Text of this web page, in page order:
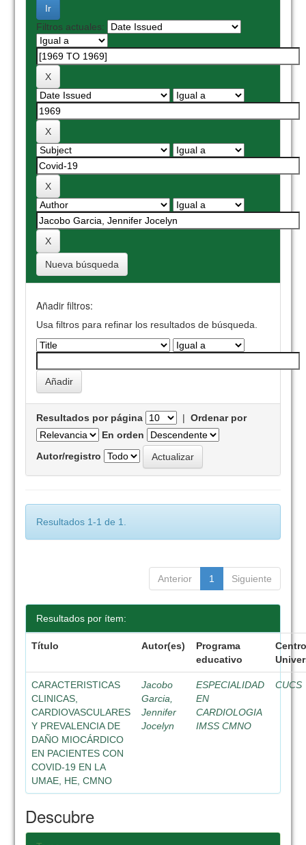
Filtros actuales:
Nueva búsqueda
Añadir filtros:
Usa filtros para refinar los resultados de búsqueda.
Resultados por página |Ordenar por
En orden
Autor/registro
Resultados 1-1 de 1.
Anterior 1 Siguiente
Resultados por ítem:
Título Autor(es)
Programa
educativo
CARACTERISTICAS
CLINICAS,
CARDIOVASCULARES
Y PREVALENCIA DE
DAÑO MIOCÁRDICO
EN PACIENTES CON
COVID-19 EN LA
UMAE, HE, CMNO
Jacobo
Garcia,
Jennifer
Jocelyn
ESPECIALIDAD
EN
CARDIOLOGIA
IMSS CMNO
CUCS
Descubre